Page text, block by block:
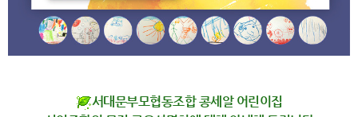
서대문부모협동조합 콩세알 어린이집